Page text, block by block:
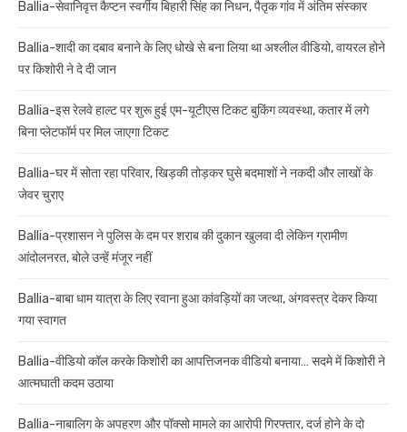
Ballia-सेवानिवृत्त कैप्टन स्वर्गीय बिहारी सिंह का निधन, पैतृक गांव में अंतिम संस्कार
Ballia-शादी का दबाव बनाने के लिए धोखे से बना लिया था अश्लील वीडियो, वायरल होने
पर किशोरी ने दे दी जान
Ballia-इस रेलवे हाल्ट पर शुरू हुई एम-यूटीएस टिकट बुकिंग व्यवस्था, कतार में लगे
बिना प्लेटफॉर्म पर मिल जाएगा टिकट
Ballia-घर में सोता रहा परिवार, खिड़की तोड़कर घुसे बदमाशों ने नकदी और लाखों के
जेवर चुराए
Ballia-प्रशासन ने पुलिस के दम पर शराब की दुकान खुलवा दी लेकिन ग्रामीण
आंदोलनरत, बोले उन्हें मंजूर नहीं
Ballia-बाबा धाम यात्रा के लिए रवाना हुआ कांवड़ियों का जत्था, अंगवस्त्र देकर किया
गया स्वागत
Ballia-वीडियो कॉल करके किशोरी का आपत्तिजनक वीडियो बनाया… सदमे में किशोरी ने
आत्मघाती कदम उठाया
Ballia-नाबालिग के अपहरण और पॉक्सो मामले का आरोपी गिरफ्तार, दर्ज होने के दो